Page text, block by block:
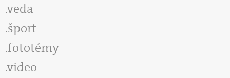
veda
šport
fototémy
video